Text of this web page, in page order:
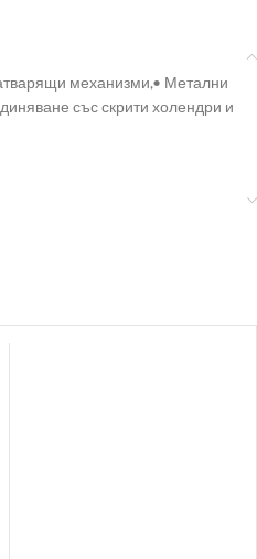
механизми,• Метални
със скрити холендри и